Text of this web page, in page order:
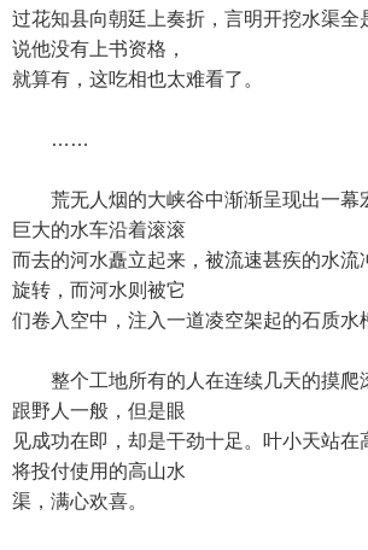
过花知县向朝廷上奏折，言明开挖水渠全
说他没有上书资格，
就算有，这吃相也太难看了。
……
荒无人烟的大峡谷中渐渐呈现出一幕
巨大的水车沿着滚滚
而去的河水矗立起来，被流速甚疾的水流
旋转，而河水则被它
们卷入空中，注入一道凌空架起的石质水
整个工地所有的人在连续几天的摸爬
跟野人一般，但是眼
见成功在即，却是干劲十足。叶小天站在
将投付使用的高山水
渠，满心欢喜。